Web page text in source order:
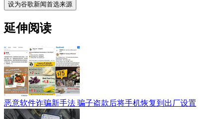
设为谷歌新闻首选来源
延伸阅读
恶意软件诈骗新手法 骗子盗款后将手机恢复到出厂设置